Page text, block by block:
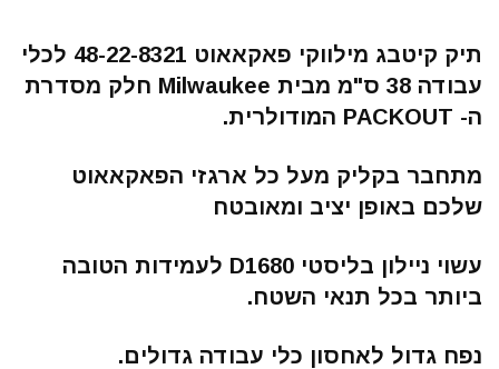
תיק קיטבג מילווקי פאקאאוט 48-22-8321 לכלי
עבודה 38 ס"מ מבית Milwaukee חלק מסדרת
ה- PACKOUT המודולרית.
מתחבר בקליק מעל כל ארגזי הפאקאאוט
שלכם באופן יציב ומאובטח
עשוי ניילון בליסטי D1680 לעמידות הטובה
ביותר בכל תנאי השטח.
נפח גדול לאחסון כלי עבודה גדולים.